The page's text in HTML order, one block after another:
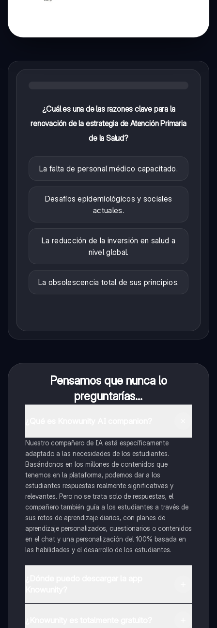
¿Cuál es una de las razones clave para la
renovación de la estrategia de Atención Primaria
de la Salud?
La falta de personal médico capacitado.
Desafíos epidemiológicos y sociales
actuales.
La reducción de la inversión en salud a
nivel global.
La obsolescencia total de sus principios.
Pensamos que nunca lo
preguntarías...
Nuestro compañero de IA está específicamente
adaptado a las necesidades de los estudiantes.
Basándonos en los millones de contenidos que
tenemos en la plataforma, podemos dar a los
estudiantes respuestas realmente significativas y
relevantes. Pero no se trata solo de respuestas, el
compañero también guía a los estudiantes a través de
sus retos de aprendizaje diarios, con planes de
aprendizaje personalizados, cuestionarios o contenidos
en el chat y una personalización del 100% basada en
las habilidades y el desarrollo de los estudiantes.